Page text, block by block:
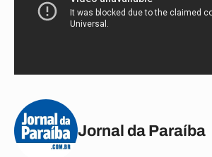
Jornal da Paraíba